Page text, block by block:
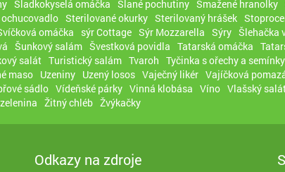
Sladkokyselá omáčka Slané pochutiny Smažené hranolky
Sterilované okurky Sterilovaný hrášek
omáčka sýr Cottage Sýr Mozzarella Sýry Šlehačka
Šunkový salám Švestková povidla Tatarská omáčka
salát Turistický salám Tvaroh Tyčinka s ořechy a semínky
maso Uzeniny Uzený losos Vaječný likér Vajíčková
sádlo Vídeňské párky Vinná klobása Víno Vlašský
Žitný chléb Žvýkačky
Odkazy na zdroje